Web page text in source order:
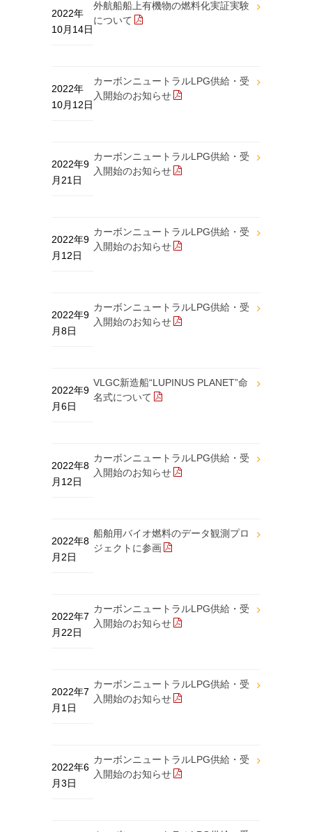
外航船船上有機物の燃料化実証実験
について
2022年
10月14日
カーボンニュートラルLPG供給・受
入開始のお知らせ
2022年
10月12日
カーボンニュートラルLPG供給・受
入開始のお知らせ
2022年9
月21日
カーボンニュートラルLPG供給・受
入開始のお知らせ
2022年9
月12日
カーボンニュートラルLPG供給・受
入開始のお知らせ
2022年9
月8日
VLGC新造船“LUPINUS PLANET”命
名式について
2022年9
月6日
カーボンニュートラルLPG供給・受
入開始のお知らせ
2022年8
月12日
船舶用バイオ燃料のデータ観測プロ
ジェクトに参画
2022年8
月2日
カーボンニュートラルLPG供給・受
入開始のお知らせ
2022年7
月22日
カーボンニュートラルLPG供給・受
入開始のお知らせ
2022年7
月1日
カーボンニュートラルLPG供給・受
入開始のお知らせ
2022年6
月3日